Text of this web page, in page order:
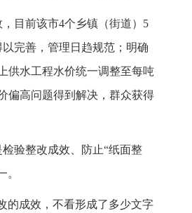
目前该市4个乡镇（街道）5
完善，管理日趋规范；明确
供水工程水价统一调整至每吨
偏高问题得到解决，群众获得
验整改成效、防止“纸面整
。
的成效，不看形成了多少文字